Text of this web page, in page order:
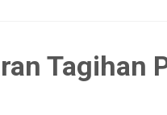
Tagihan